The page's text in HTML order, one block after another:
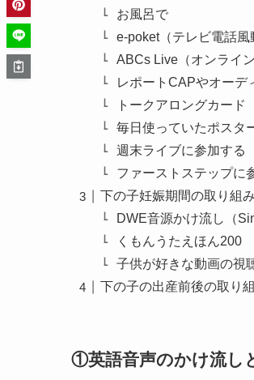
お風呂で
e-poket（テレビ電話風
ABCs Live（オンライ
レポートCAPやオーデ
トークアロングカード
毎日使っていたポスタ
週末ライブに参加する
ファーストステップに
下の子妊娠期間の取り組
DWE音源かけ流し（
くもんうたえほん200
子供が好きな動画の視
下の子の出産前後の取り
①英語音声のかけ流し